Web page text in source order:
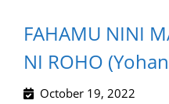
FAHAMU NINI
NI ROHO
October 19, 2022